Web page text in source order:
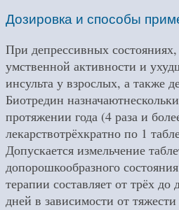
Дозировка и способы
При депрессивных
умственной активности и
инсульта у взрослых, а также
Биотредин
протяжении года (4 раза и
лекарствотрёхкратно по 1
Допускается измельчение
допорошкообразного
терапии составляет от трёх до
дней в зависимости от